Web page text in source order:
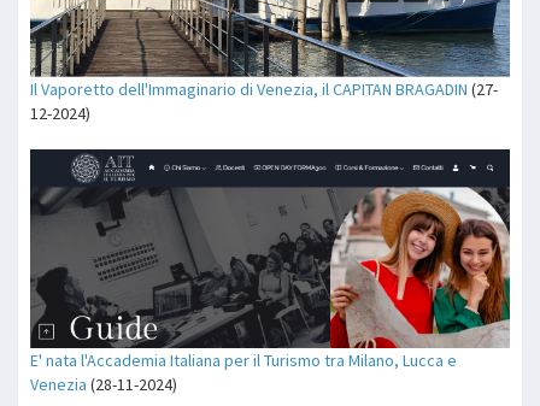
Il Vaporetto dell'Immaginario di Venezia, il CAPITAN BRAGADIN (27-
12-2024)
E' nata l'Accademia Italiana per il Turismo tra Milano, Lucca e
Venezia (28-11-2024)